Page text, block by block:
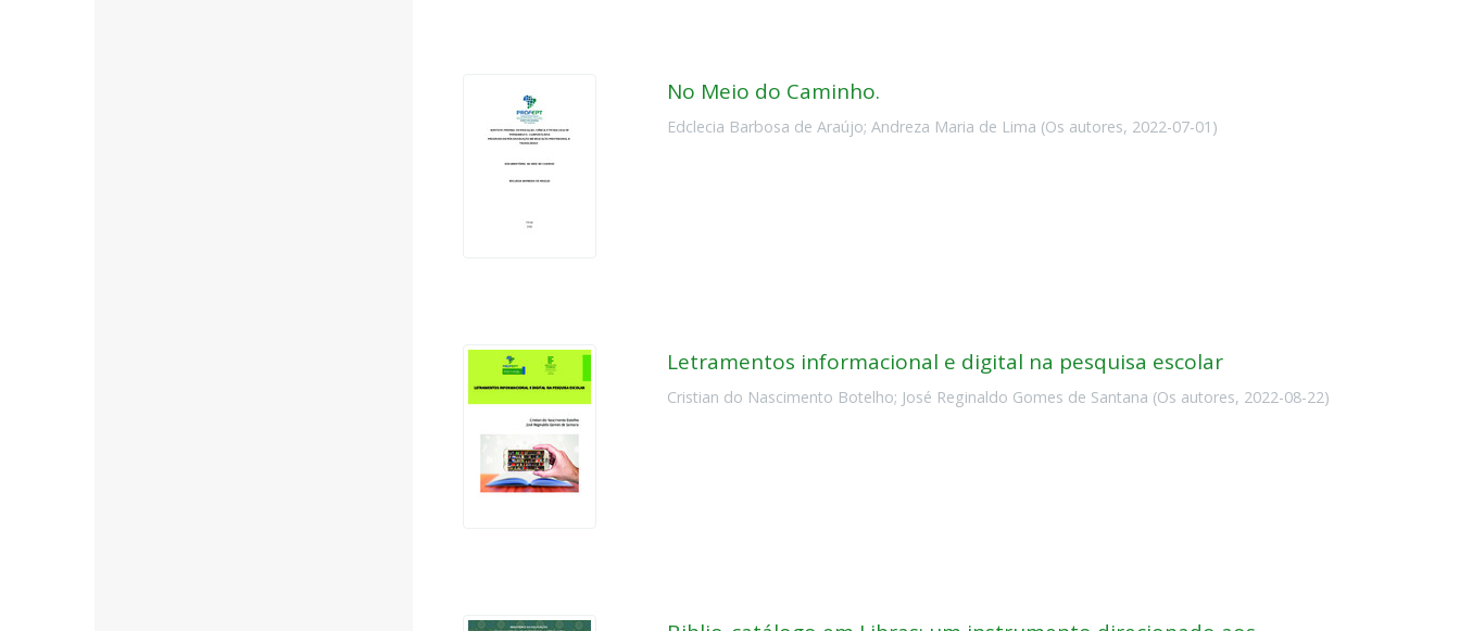
No Meio do Caminho.
Edclecia Barbosa de Araújo; Andreza Maria de Lima (Os autores, 2022-07-01 )
Letramentos informacional e digital na pesquisa escolar
Cristian do Nascimento Botelho; José Reginaldo Gomes de Santana (Os autores, 2022-08-22)